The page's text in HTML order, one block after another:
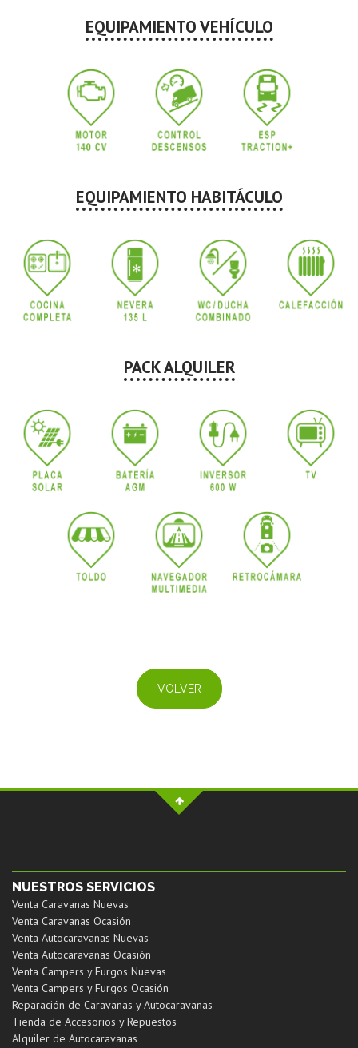
EQUIPAMIENTO VEHÍCULO
EQUIPAMIENTO HABITÁCULO
PACK ALQUILER
VOLVER
NUESTROS SERVICIOS
Venta Caravanas Nuevas
Venta Caravanas Ocasión
Venta Autocaravanas Nuevas
Venta Autocaravanas Ocasión
Venta Campers y Furgos Nuevas
Venta Campers y Furgos Ocasión
Reparación de Caravanas y Autocaravanas
Tienda de Accesorios y Repuestos
Alquiler de Autocaravanas